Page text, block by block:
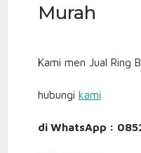
Murah
Kami men Jual Ring
hubungi kami
di WhatsApp :